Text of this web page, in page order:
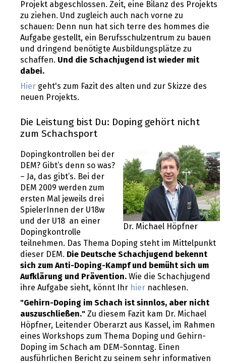
Projekt abgeschlossen. Zeit, eine Bilanz des Projekts
zu ziehen. Und zugleich auch nach vorne zu
schauen: Denn nun hat sich terre des hommes die
Aufgabe gestellt, ein Berufsschulzentrum zu bauen
und dringend benötigte Ausbildungsplätze zu
schaffen. Und die Schachjugend ist wieder mit
dabei.
Hier geht's zum Fazit des alten und zur Skizze des
neuen Projekts.
Die Leistung bist Du: Doping gehört nicht
zum Schachsport
Dr. Michael Höpfner
Dopingkontrollen bei der
DEM? Gibt’s denn so was?
– Ja, das gibt’s. Bei der
DEM 2009 werden zum
ersten Mal jeweils drei
SpielerInnen der U18w
und der U18 an einer
Dopingkontrolle
teilnehmen. Das Thema Doping steht im Mittelpunkt
dieser DEM. Die Deutsche Schachjugend bekennt
sich zum Anti-Doping-Kampf und bemüht sich um
Aufklärung und Prävention. Wie die Schachjugend
ihre Aufgabe sieht, könnt Ihr hier nachlesen.
"Gehirn-Doping im Schach ist sinnlos, aber nicht
auszuschließen." Zu diesem Fazit kam Dr. Michael
Höpfner, Leitender Oberarzt aus Kassel, im Rahmen
eines Workshops zum Thema Doping und Gehirn-
Doping im Schach am DEM-Sonntag. Einen
ausführlichen Bericht zu seinem sehr informativen